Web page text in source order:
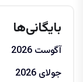
بایگانی‌ها
آگوست 2026
جولای 2026